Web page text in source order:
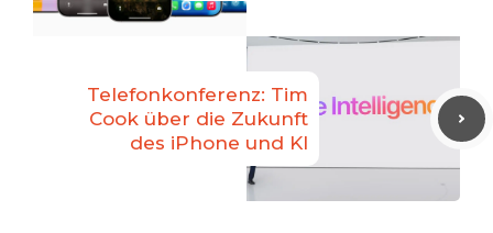
Telefonkonferenz: Tim
Cook über die Zukunft
des iPhone und KI